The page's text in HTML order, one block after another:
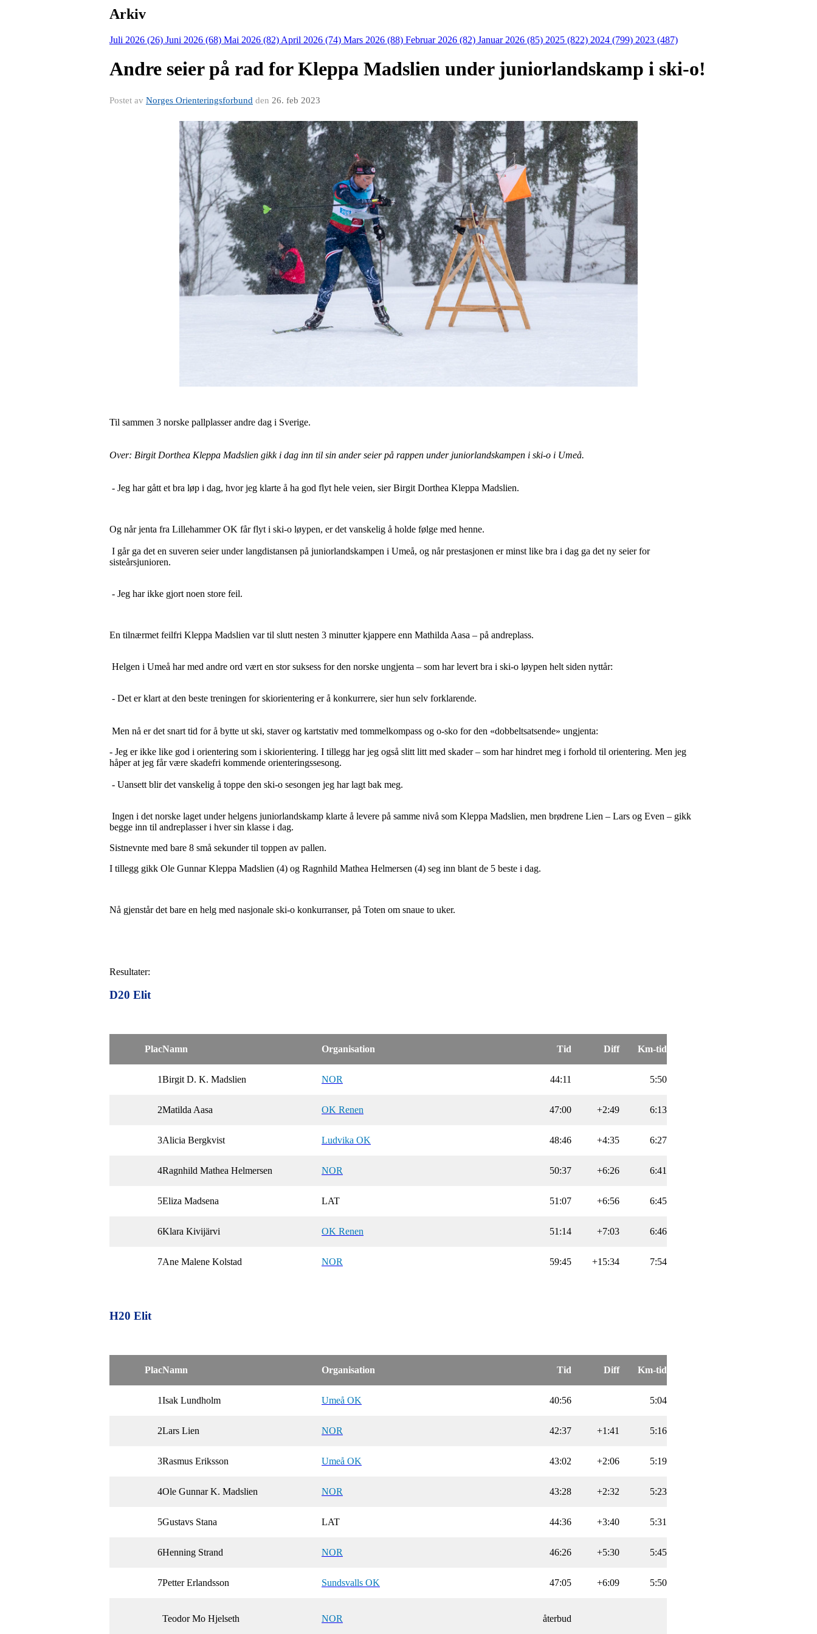
Arkiv
Juli 2026 (26) Juni 2026 (68) Mai 2026 (82) April 2026 (74) Mars 2026 (88) Februar 2026 (82) Januar 2026 (85) 2025 (822) 2024 (799) 2023 (487)
Andre seier på rad for Kleppa Madslien under juniorlandskamp i ski-o!
Postet av Norges Orienteringsforbund den 26. feb 2023
Til sammen 3 norske pallplasser andre dag i Sverige.
Over: Birgit Dorthea Kleppa Madslien gikk i dag inn til sin ander seier på rappen under juniorlandskampen i ski-o i Umeå.
- Jeg har gått et bra løp i dag, hvor jeg klarte å ha god flyt hele veien, sier Birgit Dorthea Kleppa Madslien.
Og når jenta fra Lillehammer OK får flyt i ski-o løypen, er det vanskelig å holde følge med henne.
I går ga det en suveren seier under langdistansen på juniorlandskampen i Umeå, og når prestasjonen er minst like bra i dag ga det ny seier for
sisteårsjunioren.
- Jeg har ikke gjort noen store feil.
En tilnærmet feilfri Kleppa Madslien var til slutt nesten 3 minutter kjappere enn Mathilda Aasa – på andreplass.
Helgen i Umeå har med andre ord vært en stor suksess for den norske ungjenta – som har levert bra i ski-o løypen helt siden nyttår:
- Det er klart at den beste treningen for skiorientering er å konkurrere, sier hun selv forklarende.
Men nå er det snart tid for å bytte ut ski, staver og kartstativ med tommelkompass og o-sko for den «dobbeltsatsende» ungjenta:
- Jeg er ikke like god i orientering som i skiorientering. I tillegg har jeg også slitt litt med skader – som har hindret meg i forhold til orientering. Men jeg
håper at jeg får være skadefri kommende orienteringssesong.
- Uansett blir det vanskelig å toppe den ski-o sesongen jeg har lagt bak meg.
Ingen i det norske laget under helgens juniorlandskamp klarte å levere på samme nivå som Kleppa Madslien, men brødrene Lien – Lars og Even – gikk
begge inn til andreplasser i hver sin klasse i dag.
Sistnevnte med bare 8 små sekunder til toppen av pallen.
I tillegg gikk Ole Gunnar Kleppa Madslien (4) og Ragnhild Mathea Helmersen (4) seg inn blant de 5 beste i dag.
Nå gjenstår det bare en helg med nasjonale ski-o konkurranser, på Toten om snaue to uker.
Resultater:
D20 Elit
PlacNamn Organisation Tid Diff Km-tid
1Birgit D. K. Madslien NOR 44:11 5:50
2Matilda Aasa OK Renen 47:00 +2:49 6:13
3Alicia Bergkvist Ludvika OK 48:46 +4:35 6:27
4Ragnhild Mathea Helmersen NOR 50:37 +6:26 6:41
5Eliza Madsena LAT 51:07 +6:56 6:45
6Klara Kivijärvi OK Renen 51:14 +7:03 6:46
7Ane Malene Kolstad NOR 59:45 +15:34 7:54
H20 Elit
PlacNamn Organisation Tid Diff Km-tid
1Isak Lundholm Umeå OK 40:56 5:04
2Lars Lien NOR 42:37 +1:41 5:16
3Rasmus Eriksson Umeå OK 43:02 +2:06 5:19
4Ole Gunnar K. Madslien NOR 43:28 +2:32 5:23
5Gustavs Stana LAT 44:36 +3:40 5:31
6Henning Strand NOR 46:26 +5:30 5:45
7Petter Erlandsson Sundsvalls OK 47:05 +6:09 5:50
Teodor Mo Hjelseth NOR återbud